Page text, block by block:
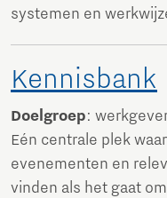
systemen en
Kennisbank
Doelgroep:
Eén centrale plek
evenementen en
vinden als het gaat